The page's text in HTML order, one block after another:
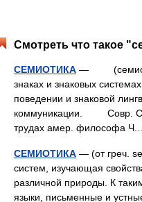
Смотреть что такое
СЕМИОТИКА —
знаках и знаковых
поведении и знаковой
коммуникации. Совр. С.
трудах амер. философа
СЕМИОТИКА — (от греч.
систем, изучающая
различной природы. К
языки, письменные и